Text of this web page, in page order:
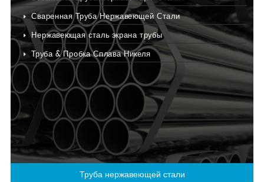
Сваренная Труба Нержавеющей Стали
Нержавеющая сталь экрана трубы
Труба & Пробка Сплава Никеля
Труба нержавеющей стали